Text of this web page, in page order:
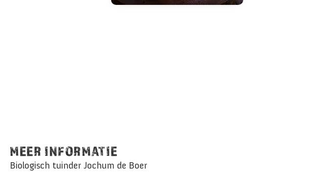
MEER INFORMATIE
Biologisch tuinder Jochum de Boer